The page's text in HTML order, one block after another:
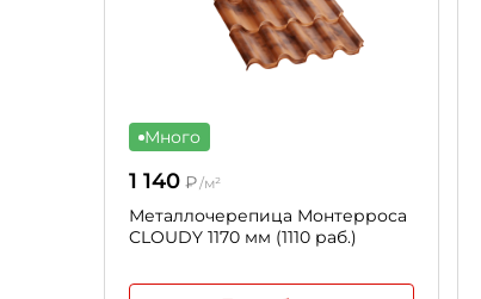
Много
1 140 ₽/м²
Металлочерепица Монтерроса
CLOUDY 1170 мм (1110 раб.)